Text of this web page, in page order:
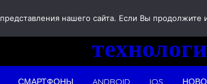
Новости
СМАРТФОНЫ ANDROID IOS
нашего сайта. Если Вы продолжите